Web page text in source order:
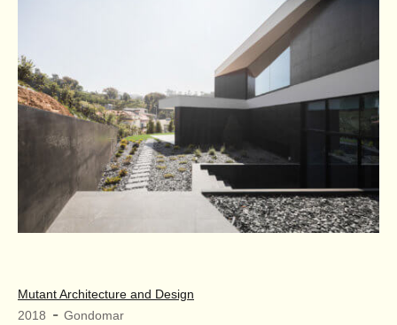
Mutant Architecture and Design
2018 - Gondomar